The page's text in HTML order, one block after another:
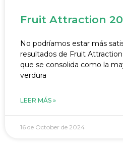
Fruit Attraction
No podríamos estar más
resultados de Fruit
que se consolida como la
verdura
LEER MÁS »
16 de October de 2024